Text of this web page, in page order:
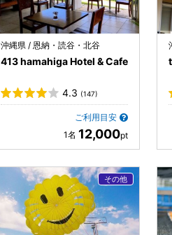
沖縄県 / 恩納・読谷・北谷
413 hamahiga Hotel & Cafe
4.3 (147)
ご利用目安
12,000